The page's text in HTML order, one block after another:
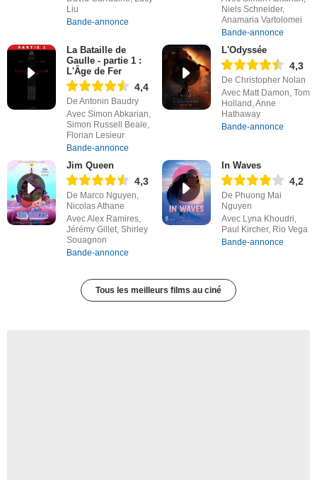
Liu
Bande-annonce
Niels Schneider,
Anamaria Vartolomei
Bande-annonce
La Bataille de
Gaulle - partie 1 :
L'Âge de Fer
4,4
De Antonin Baudry
Avec Simon Abkarian,
Simon Russell Beale,
Florian Lesieur
Bande-annonce
L'Odyssée
4,3
De Christopher Nolan
Avec Matt Damon, Tom
Holland, Anne
Hathaway
Bande-annonce
Jim Queen
4,3
De Marco Nguyen,
Nicolas Athane
Avec Alex Ramires,
Jérémy Gillet, Shirley
Souagnon
Bande-annonce
In Waves
4,2
De Phuong Mai
Nguyen
Avec Lyna Khoudri,
Paul Kircher, Rio Vega
Bande-annonce
Tous les meilleurs films au ciné